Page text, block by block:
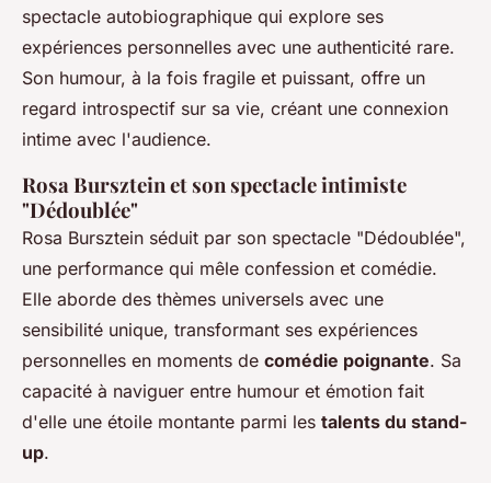
spectacle autobiographique qui explore ses
expériences personnelles avec une authenticité rare.
Son humour, à la fois fragile et puissant, offre un
regard introspectif sur sa vie, créant une connexion
intime avec l'audience.
Rosa Bursztein et son spectacle intimiste
"Dédoublée"
Rosa Bursztein séduit par son spectacle "Dédoublée",
une performance qui mêle confession et comédie.
Elle aborde des thèmes universels avec une
sensibilité unique, transformant ses expériences
personnelles en moments de comédie poignante. Sa
capacité à naviguer entre humour et émotion fait
d'elle une étoile montante parmi les talents du stand-
up.